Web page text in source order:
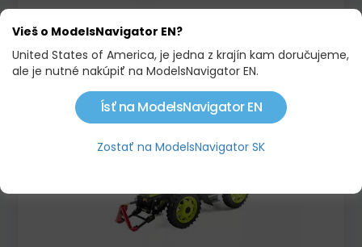
DEUTZ-FAHR AGROTRAC 150
89,90 €55,00 €
Skladom Limitovaná edícia !
Vieš o ModelsNavigator EN?
United States of America, je jedna z krajín kam doručujeme,
ale je nutné nakúpiť na ModelsNavigator EN.
Ísť na ModelsNavigator EN
Zostať na ModelsNavigator SK